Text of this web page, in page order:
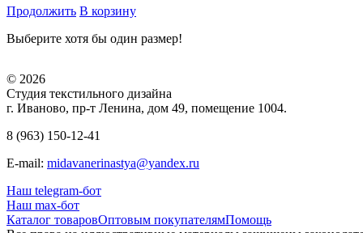
Продолжить В корзину
Выберите хотя бы один размер!
© 2026
Студия текстильного дизайна
г. Иваново, пр-т Ленина, дом 49, помещение 1004.
8 (963) 150-12-41
E-mail: midavanerinastya@yandex.ru
Наш telegram-бот
Наш max-бот
Каталог товаровОптовым покупателямПомощь